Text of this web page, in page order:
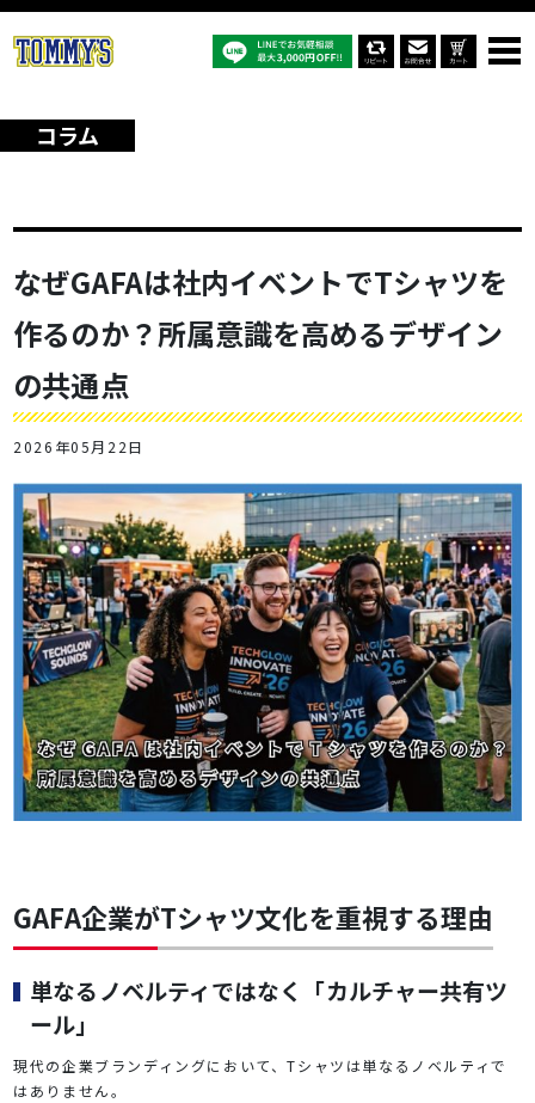
なぜGAFAは社内イベントでTシャツを作るのか？所属意識を高めるデザ
インの共通点
コラム
なぜGAFAは社内イベントでTシャツを
作るのか？所属意識を高めるデザイン
の共通点
2026年05月22日
GAFA企業がTシャツ文化を重視する理由
単なるノベルティではなく「カルチャー共有ツ
ール」
現代の企業ブランディングにおいて、Tシャツは単なるノベルティで
はありません。